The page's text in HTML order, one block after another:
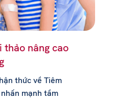
thảo nâng cao
thức về Tiêm
mạnh tầm